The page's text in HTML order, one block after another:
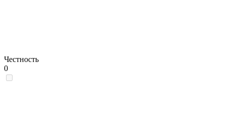
Честность
0